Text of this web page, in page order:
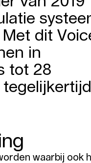
dit
in
tot 28
waarbij ook